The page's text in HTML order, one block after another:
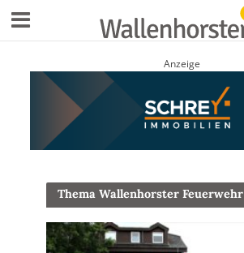
Anzeige
Thema Wallenhorster Feuerwehr